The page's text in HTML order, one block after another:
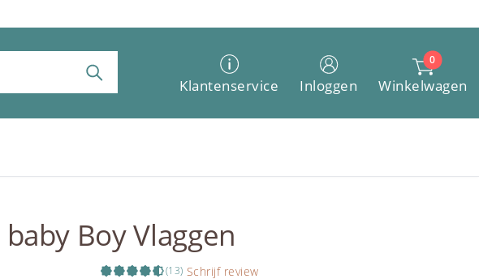
Klantenservice Inloggen
0
Winkelwagen
Boy Vlaggen
(13) Schrijf review